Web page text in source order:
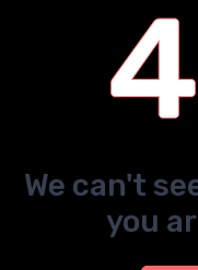
We can't
you